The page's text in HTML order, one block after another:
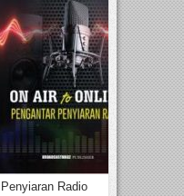
Radio